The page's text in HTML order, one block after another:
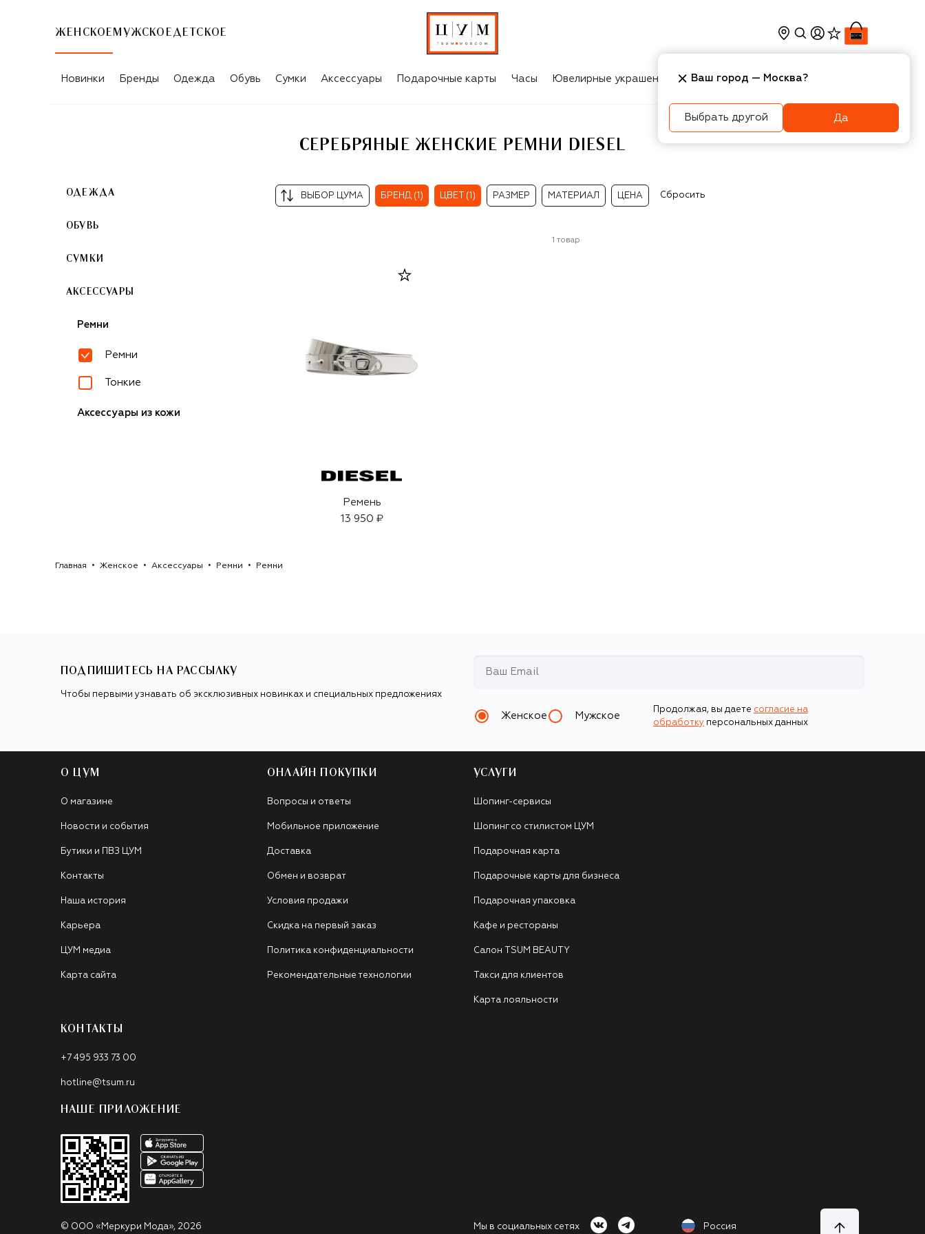
ЖЕНСКОЕ МУЖСКОЕ ДЕТСКОЕ
СЕРЕБРЯНЫЕ ЖЕНСКИЕ РЕМНИ DIESEL
Новинки Бренды Одежда Обувь Сумки Аксессуары Подарочные карты Часы Ювелирные украшения Косметика Интерьер
СЕРЕБРЯНЫЕ ЖЕНСКИЕ РЕМНИ DIESEL
ОДЕЖДА
ОБУВЬ
СУМКИ
АКСЕССУАРЫ
Ремни
Ремни
Тонкие
Аксессуары из кожи
ВЫБОР ЦУМА БРЕНД (1) ЦВЕТ (1) РАЗМЕР МАТЕРИАЛ ЦЕНА Сбросить
1 товар
Ремень
13 950 ₽
Главная Женское Аксессуары Ремни Ремни
ПОДПИШИТЕСЬ НА РАССЫЛКУ
Чтобы первыми узнавать об эксклюзивных новинках и специальных предложениях
Женское Мужское
Продолжая, вы даете согласие на
обработку персональных данных
О ЦУМ
О магазине
Новости и события
Бутики и ПВЗ ЦУМ
Контакты
Наша история
Карьера
ЦУМ медиа
Карта сайта
ОНЛАЙН ПОКУПКИ
Вопросы и ответы
Мобильное приложение
Доставка
Обмен и возврат
Условия продажи
Скидка на первый заказ
Политика конфиденциальности
Рекомендательные технологии
УСЛУГИ
Шопинг-сервисы
Шопинг со стилистом ЦУМ
Подарочная карта
Подарочные карты для бизнеса
Подарочная упаковка
Кафе и рестораны
Салон TSUM BEAUTY
Такси для клиентов
Карта лояльности
КОНТАКТЫ
+7 495 933 73 00
hotline@tsum.ru
НАШЕ ПРИЛОЖЕНИЕ
© ООО «Меркури Мода», 2026 Мы в социальных сетях Россия
Ваш город — Москва?
Выбрать другой Да